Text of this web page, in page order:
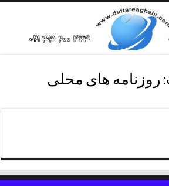
روزنامه های محلی